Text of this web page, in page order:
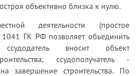
объективно близка к нулю.
деятельности (простое
1041 ГК РФ позволяет объединить
вносит объект
ссудополучатель -
завершение строительства. По